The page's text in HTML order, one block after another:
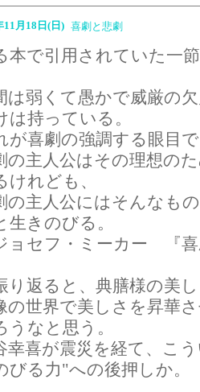
11月18日(日) 喜劇と悲劇
本で引用されていた一
は弱くて愚かで威厳の
は持っている。
が喜劇の強調する眼目
の主人公はその理想の
けれども、
の主人公にはそんなも
生きのびる。
ョセフ・ミーカー 『
り返ると、典膳様の美
の世界で美しさを昇華
うなと思う。
幸喜が震災を経て、こ
びる力"への後押しか。